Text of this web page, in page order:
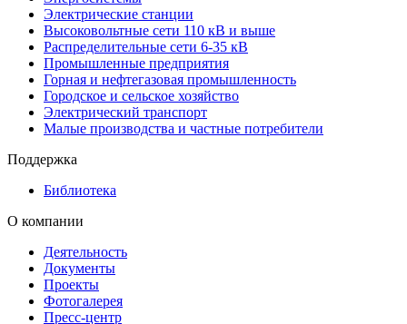
Электрические станции
Высоковольтные сети 110 кВ и выше
Распределительные сети 6-35 кВ
Промышленные предприятия
Горная и нефтегазовая промышленность
Городское и сельское хозяйство
Электрический транспорт
Малые производства и частные потребители
Поддержка
Библиотека
О компании
Деятельность
Документы
Проекты
Фотогалерея
Пресс-центр